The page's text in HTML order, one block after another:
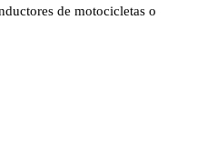
de motocicletas o